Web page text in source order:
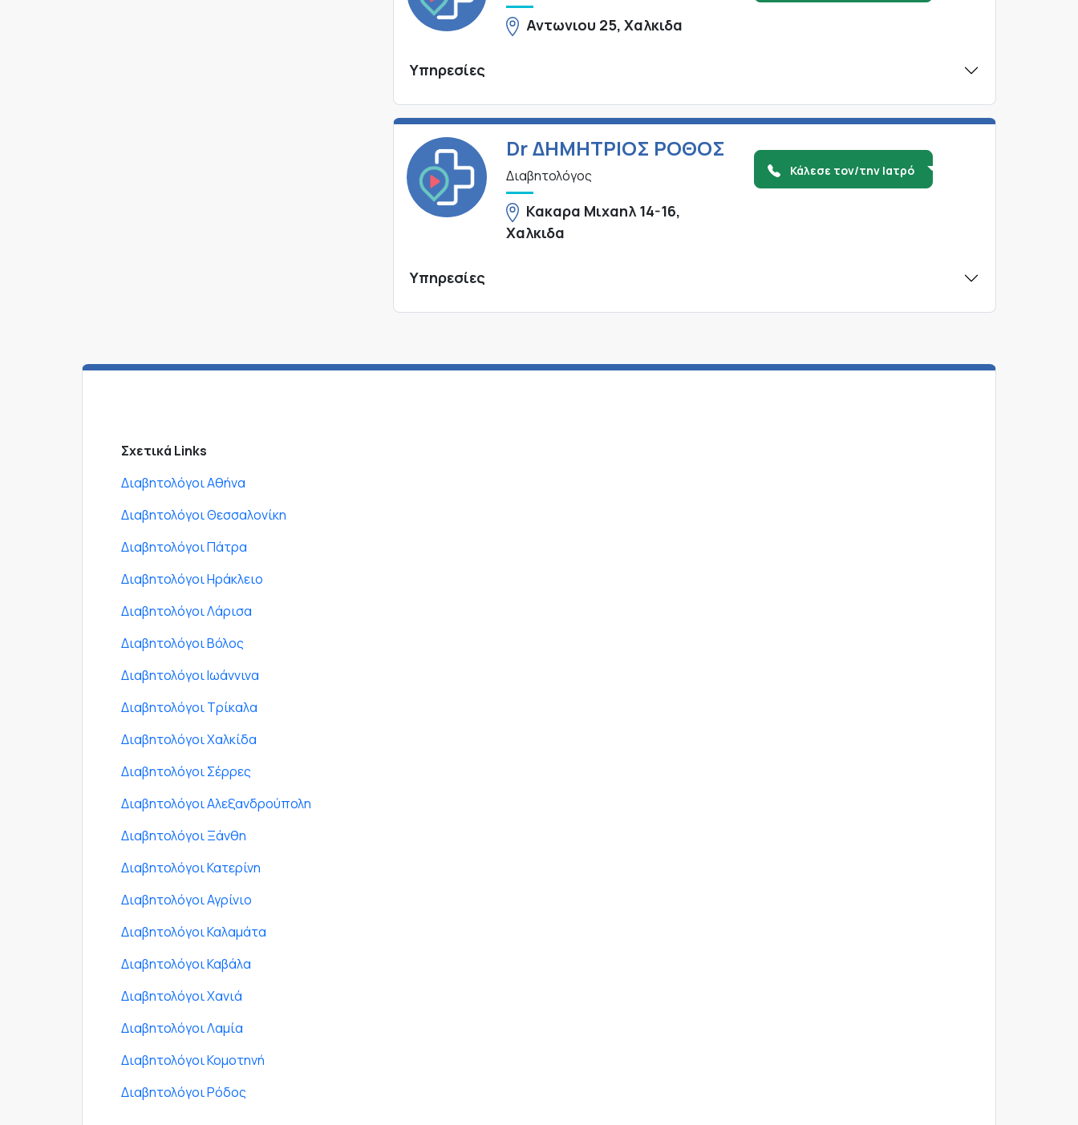
Αντωνιου 25, Χαλκιδα
Υπηρεσίες
Dr ΔΗΜΗΤΡΙΟΣ ΡΟΘΟΣ
Διαβητολόγος
Κακαρα Μιχαηλ 14-16,
Χαλκιδα
Κάλεσε τον/την Ιατρό
Υπηρεσίες
Σχετικά Links
Διαβητολόγοι Αθήνα
Διαβητολόγοι Θεσσαλονίκη
Διαβητολόγοι Πάτρα
Διαβητολόγοι Ηράκλειο
Διαβητολόγοι Λάρισα
Διαβητολόγοι Βόλος
Διαβητολόγοι Ιωάννινα
Διαβητολόγοι Τρίκαλα
Διαβητολόγοι Χαλκίδα
Διαβητολόγοι Σέρρες
Διαβητολόγοι Αλεξανδρούπολη
Διαβητολόγοι Ξάνθη
Διαβητολόγοι Κατερίνη
Διαβητολόγοι Αγρίνιο
Διαβητολόγοι Καλαμάτα
Διαβητολόγοι Καβάλα
Διαβητολόγοι Χανιά
Διαβητολόγοι Λαμία
Διαβητολόγοι Κομοτηνή
Διαβητολόγοι Ρόδος